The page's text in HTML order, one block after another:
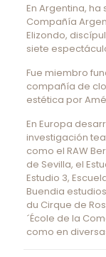
En Argentina,
Compañía
Elizondo,
siete
Fue miembro
compañía de
estética por
En Europa
investigación
como el RAW
de Sevilla, el
Estudio 3,
Buendia
du Cirque de
´École de la
como en